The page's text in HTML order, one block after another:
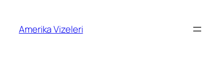
Amerika Vizeleri